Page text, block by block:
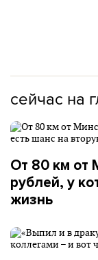
сейчас на
От 80 км от
рублей, у
жизнь